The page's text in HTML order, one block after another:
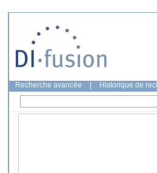
Recherche avancée Historique de